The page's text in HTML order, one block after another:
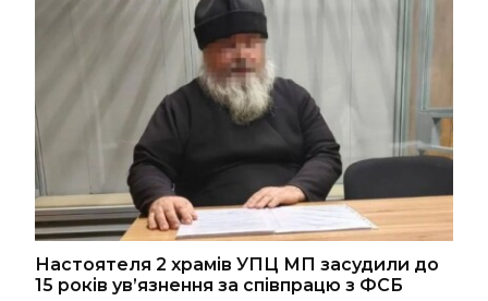
Настоятеля 2 храмів УПЦ МП засудили до
15 років ув’язнення за співпрацю з ФСБ